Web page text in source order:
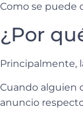
Como se puede
¿Por
Principalmente,
Cuando alguien
anuncio